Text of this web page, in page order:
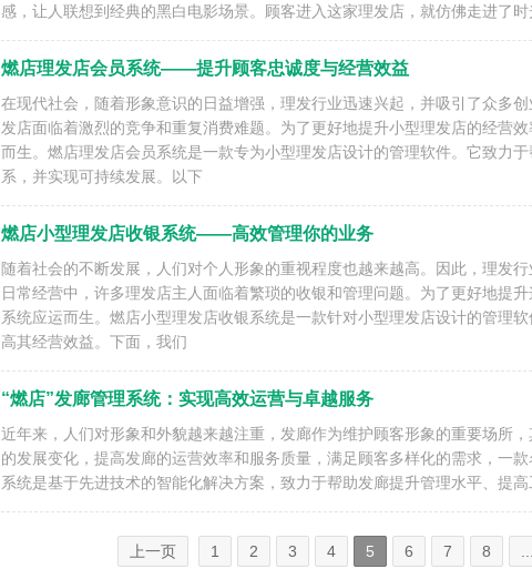
感，让人联想到经典的黑白电影场景。顾客进入这家理发店，就仿佛走进了
燃店理发店会员系统——提升顾客忠诚度与经营效益
在现代社会，随着形象意识的日益增强，理发行业迅速兴起，并吸引了众多
发店面临着激烈的竞争和重复消费难题。为了更好地提升小型理发店的经营
而生。燃店理发店会员系统是一款专为小型理发店设计的管理软件。它致力
系，并实现可持续发展。以下
燃店小型理发店收银系统——高效管理你的业务
随着社会的不断发展，人们对个人形象的重视程度也越来越高。因此，理发
日常经营中，许多理发店主人面临着繁琐的收银和管理问题。为了更好地提
系统应运而生。燃店小型理发店收银系统是一款针对小型理发店设计的管理
高其经营效益。下面，我们
“燃店”发廊管理系统：实现高效运营与卓越服务
近年来，人们对形象和外貌越来越注重，发廊作为维护顾客形象的重要场所
的发展变化，提高发廊的运营效率和服务质量，满足顾客多样化的需求，一
系统是基于先进技术的智能化解决方案，致力于帮助发廊提升管理水平、提
上一页 1 2 3 4 5 6 7 8